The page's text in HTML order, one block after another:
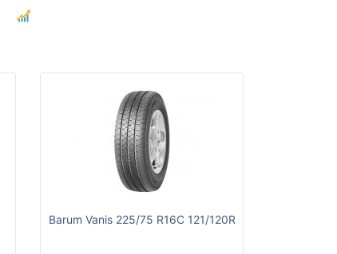
Barum Vanis 225/75 R16C 121/120R